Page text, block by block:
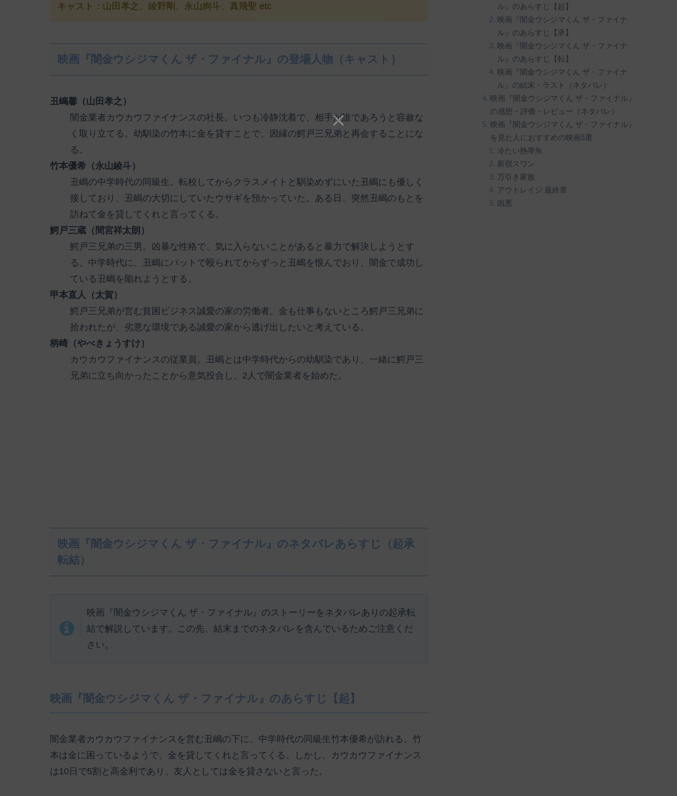
キャスト：山田孝之、綾野剛、永山絢斗、真飛聖 etc
映画『闇金ウシジマくん ザ・ファイナル』の登場人物（キャスト）
丑嶋馨（山田孝之）
闇金業者カウカウファイナンスの社長。いつも冷静沈着で、相手が誰であろうと容赦な
く取り立てる。幼馴染の竹本に金を貸すことで、因縁の鰐戸三兄弟と再会することにな
る。
竹本優希（永山綾斗）
丑嶋の中学時代の同級生。転校してからクラスメイトと馴染めずにいた丑嶋にも優しく
接しており、丑嶋の大切にしていたウサギを預かっていた。ある日、突然丑嶋のもとを
訪ねて金を貸してくれと言ってくる。
鰐戸三蔵（間宮祥太朗）
鰐戸三兄弟の三男。凶暴な性格で、気に入らないことがあると暴力で解決しようとす
る。中学時代に、丑嶋にバットで殴られてからずっと丑嶋を恨んでおり、闇金で成功し
ている丑嶋を陥れようとする。
甲本直人（太賀）
鰐戸三兄弟が営む貧困ビジネス誠愛の家の労働者。金も仕事もないところ鰐戸三兄弟に
拾われたが、劣悪な環境である誠愛の家から逃げ出したいと考えている。
柄崎（やべきょうすけ）
カウカウファイナンスの従業員。丑嶋とは中学時代からの幼馴染であり、一緒に鰐戸三
兄弟に立ち向かったことから意気投合し、2人で闇金業者を始めた。
映画『闇金ウシジマくん ザ・ファイナル』のネタバレあらすじ（起承
転結）
映画『闇金ウシジマくん ザ・ファイナル』のストーリーをネタバレありの起承転
結で解説しています。この先、結末までのネタバレを含んでいるためご注意くだ
さい。
映画『闇金ウシジマくん ザ・ファイナル』のあらすじ【起】
闇金業者カウカウファイナンスを営む丑嶋の下に、中学時代の同級生竹本優希が訪れる。竹
本は金に困っているようで、金を貸してくれと言ってくる。しかし、カウカウファイナンス
は10日で5割と高金利であり、友人としては金を貸さないと言った。
ル』のあらすじ【起】
映画『闇金ウシジマくん ザ・ファイナ
ル』のあらすじ【承】
映画『闇金ウシジマくん ザ・ファイナ
ル』のあらすじ【転】
映画『闇金ウシジマくん ザ・ファイナ
ル』の結末・ラスト（ネタバレ）
映画『闇金ウシジマくん ザ・ファイナル』
の感想・評価・レビュー（ネタバレ）
映画『闇金ウシジマくん ザ・ファイナル』
を見た人におすすめの映画5選
冷たい熱帯魚
新宿スワン
万引き家族
アウトレイジ 最終章
凶悪